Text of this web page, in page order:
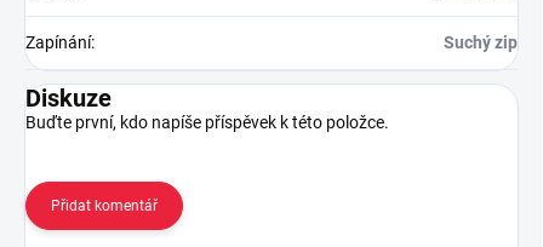
Zapínání: Suchý zip
Diskuze
Buďte první, kdo napíše příspěvek k této položce.
Přidat komentář